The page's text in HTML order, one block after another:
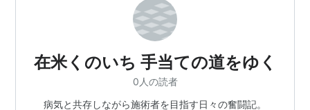
在米くのいち 手当ての道をゆく
0人の読者
病気と共存しながら施術者を目指す日々の奮闘記。